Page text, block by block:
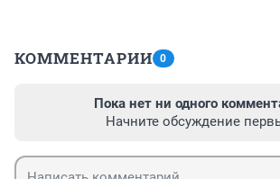
КОММЕНТАРИИ 0
Пока нет ни одного
Начните обсуждение